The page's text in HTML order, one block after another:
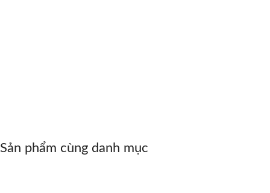
Sản phẩm cùng danh mục